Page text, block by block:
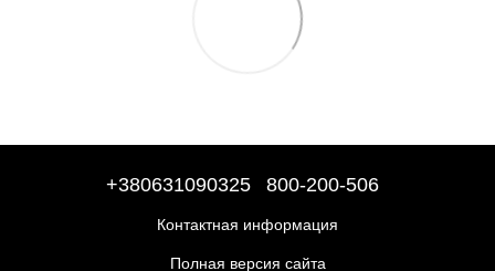
+380631090325 800-200-506
Контактная информация
Полная версия сайта